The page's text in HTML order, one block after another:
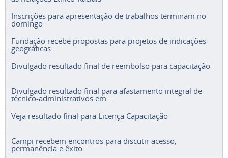
Inscrições para apresentação de trabalhos terminam no
domingo
Fundação recebe propostas para projetos de indicações
geográficas
Divulgado resultado final de reembolso para capacitação
Divulgado resultado final para afastamento integral de
técnico-administrativos em...
Veja resultado final para Licença Capacitação
Campi recebem encontros para discutir acesso,
permanência e êxito